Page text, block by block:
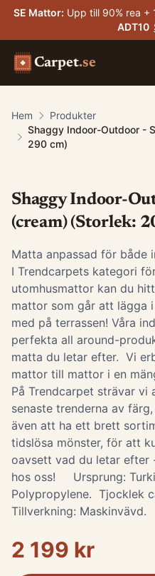
SE Mattor: Upp till 90% rea +
ADT10
Carpet.se
Hem
Produkter
Shaggy Indoor-Outdoor -
290 cm)
Shaggy Indoor-
(cream) (Storlek:
Matta anpassad för både
I Trendcarpets kategori
utomhusmattor kan du
mattor som går att lägga
med på terrassen! Våra
perfekta all around-
matta du letar efter. Vi
mattor till mattor i en
På Trendcarpet strävar
senaste trenderna av
även att ha ett brett
tidslösa mönster, för att
oavsett vad du letar efter
hos oss! Ursprung:
Polypropylene. Tjocklek
Tillverkning:
2 199 kr